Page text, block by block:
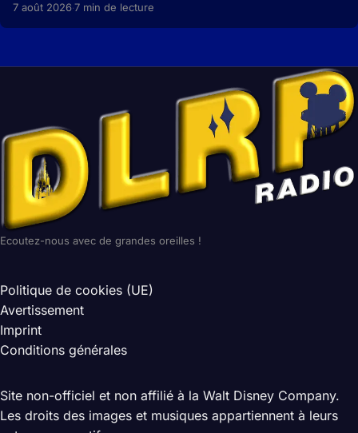
7 août 2026·7 min de lecture
Ecoutez-nous avec de grandes oreilles !
Politique de cookies (UE)
Avertissement
Imprint
Conditions générales
Site non-officiel et non affilié à la Walt Disney Company.
Les droits des images et musiques appartiennent à leurs